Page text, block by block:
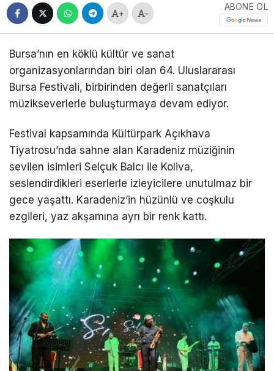
+ -
ABONE OL
Bursa’nın en köklü kültür ve sanat
organizasyonlarından biri olan 64. Uluslararası
Bursa Festivali, birbirinden değerli sanatçıları
müzikseverlerle buluşturmaya devam ediyor.
Festival kapsamında Kültürpark Açıkhava
Tiyatrosu’nda sahne alan Karadeniz müziğinin
sevilen isimleri Selçuk Balcı ile Koliva,
seslendirdikleri eserlerle izleyicilere unutulmaz bir
gece yaşattı. Karadeniz’in hüzünlü ve coşkulu
ezgileri, yaz akşamına ayrı bir renk kattı.